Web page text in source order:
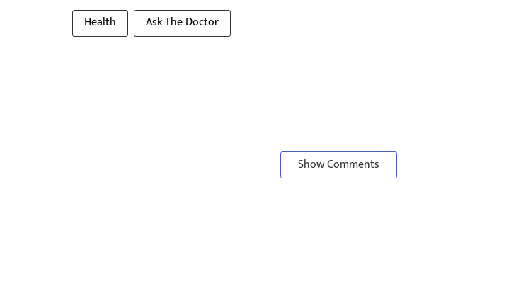
Health Ask The Doctor
Show Comments